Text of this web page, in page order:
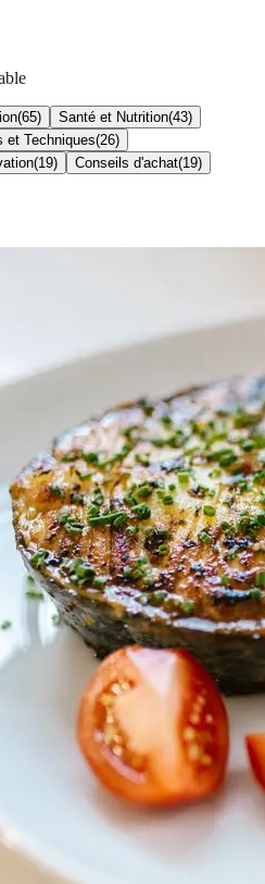
(65) Santé et Nutrition(43)
et Techniques(26)
(19) Conseils d'achat(19)